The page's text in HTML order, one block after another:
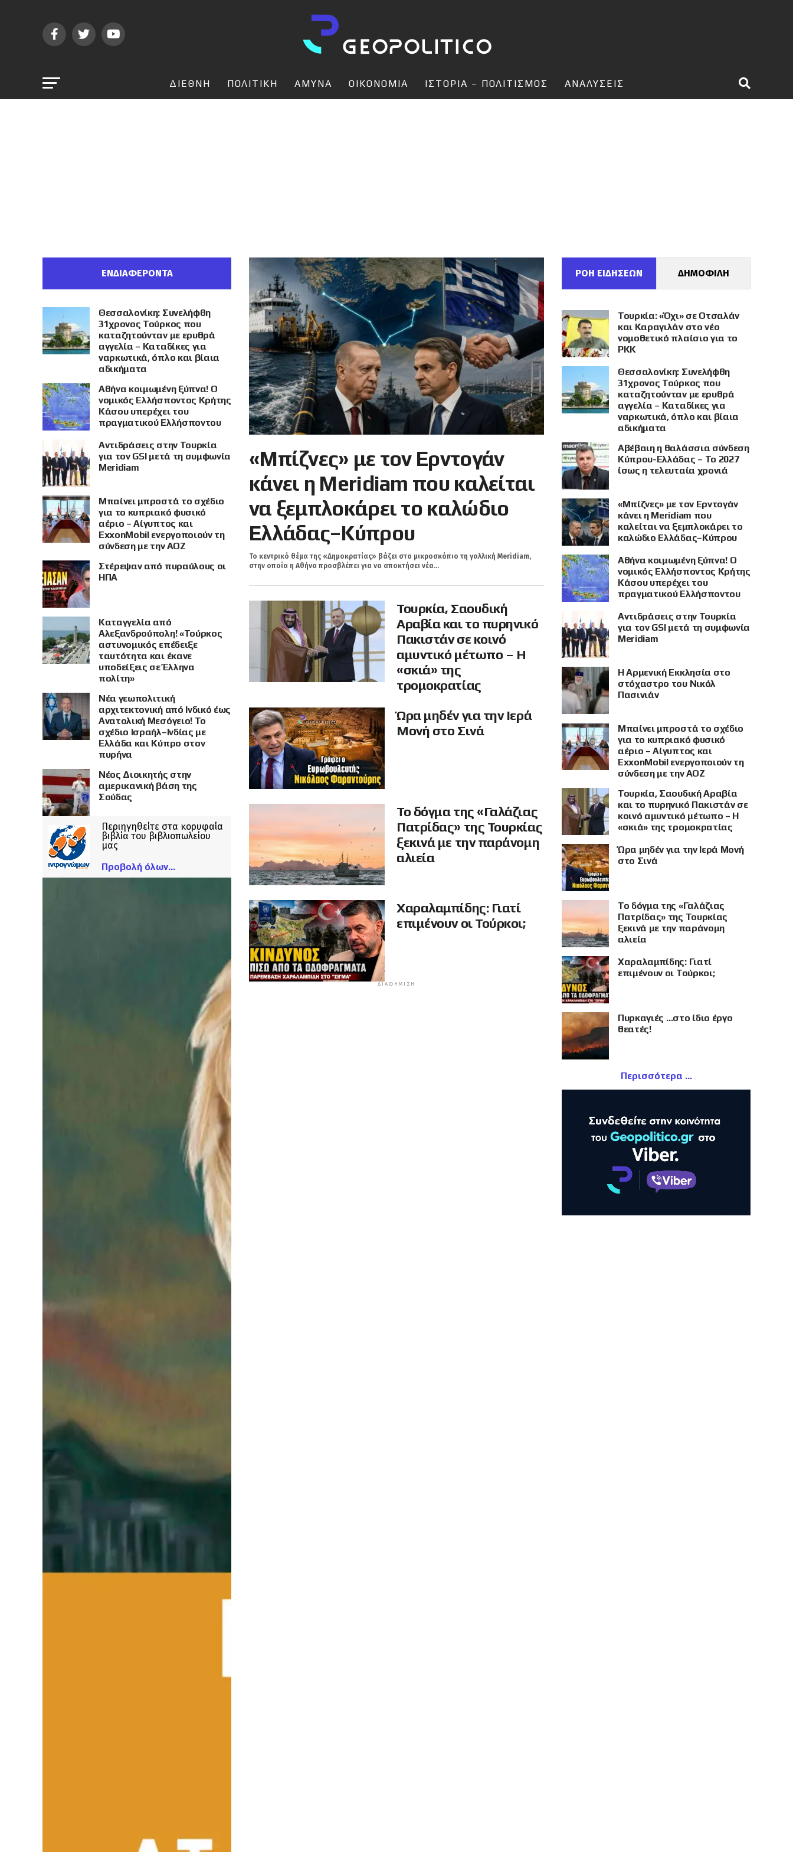
ΔΙΕΘΝΗ ΠΟΛΙΤΙΚΗ ΑΜΥΝΑ ΟΙΚΟΝΟΜΙΑ ΙΣΤΟΡΙΑ – ΠΟΛΙΤΙΣΜΟΣ ΑΝΑΛΥΣΕΙΣ
«Μπίζνες» με τον Ερντογάν
κάνει η Meridiam που καλείται
να ξεμπλοκάρει το καλώδιο
Ελλάδας–Κύπρου
Το κεντρικό θέμα της «Δημοκρατίας» βάζει στο μικροσκόπιο τη γαλλική Meridiam,
στην οποία η Αθήνα προσβλέπει για να αποκτήσει νέα...
Τουρκία, Σαουδική
Αραβία και το πυρηνικό
Πακιστάν σε κοινό
αμυντικό μέτωπο – Η
«σκιά» της
τρομοκρατίας
Ώρα μηδέν για την Ιερά
Μονή στο Σινά
Το δόγμα της «Γαλάζιας
Πατρίδας» της Τουρκίας
ξεκινά με την παράνομη
αλιεία
Χαραλαμπίδης: Γιατί
επιμένουν οι Τούρκοι;
ΔΙΑΦΉΜΙΣΗ
ΕΝΔΙΑΦΕΡΟΝΤΑ
Θεσσαλονίκη: Συνελήφθη
31χρονος Τούρκος που
καταζητούνταν με ερυθρά
αγγελία – Καταδίκες για
ναρκωτικά, όπλο και βίαια
αδικήματα
Αθήνα κοιμωμένη ξύπνα! Ο
νομικός Ελλήσποντος Κρήτης
Κάσου υπερέχει του
πραγματικού Ελλήσποντου
Αντιδράσεις στην Τουρκία
για τον GSI μετά τη συμφωνία
Meridiam
Μπαίνει μπροστά το σχέδιο
για το κυπριακό φυσικό
αέριο – Αίγυπτος και
ExxonMobil ενεργοποιούν τη
σύνδεση με την ΑΟΖ
Στέρεψαν από πυραύλους οι
ΗΠΑ
Καταγγελία από
Αλεξανδρούπολη! «Τούρκος
αστυνομικός επέδειξε
ταυτότητα και έκανε
υποδείξεις σε Έλληνα
πολίτη»
Νέα γεωπολιτική
αρχιτεκτονική από Ινδικό έως
Ανατολική Μεσόγειο! Το
σχέδιο Ισραήλ–Ινδίας με
Ελλάδα και Κύπρο στον
πυρήνα
Νέος Διοικητής στην
αμερικανική βάση της
Σούδας
Περιηγηθείτε στα κορυφαία
βιβλία του βιβλιοπωλείου
μας
Προβολή όλων
ΡΟΗ ΕΙΔΗΣΕΩΝ ΔΗΜΟΦΙΛΗ
Τουρκία: «Όχι» σε Οτσαλάν
και Καραγιλάν στο νέο
νομοθετικό πλαίσιο για το
PKK
Θεσσαλονίκη: Συνελήφθη
31χρονος Τούρκος που
καταζητούνταν με ερυθρά
αγγελία – Καταδίκες για
ναρκωτικά, όπλο και βίαια
αδικήματα
Αβέβαιη η θαλάσσια σύνδεση
Κύπρου-Ελλάδας – Το 2027
ίσως η τελευταία χρονιά
«Μπίζνες» με τον Ερντογάν
κάνει η Meridiam που
καλείται να ξεμπλοκάρει το
καλώδιο Ελλάδας–Κύπρου
Αθήνα κοιμωμένη ξύπνα! Ο
νομικός Ελλήσποντος Κρήτης
Κάσου υπερέχει του
πραγματικού Ελλήσποντου
Αντιδράσεις στην Τουρκία
για τον GSI μετά τη συμφωνία
Meridiam
Η Αρμενική Εκκλησία στο
στόχαστρο του Νικόλ
Πασινιάν
Μπαίνει μπροστά το σχέδιο
για το κυπριακό φυσικό
αέριο – Αίγυπτος και
ExxonMobil ενεργοποιούν τη
σύνδεση με την ΑΟΖ
Τουρκία, Σαουδική Αραβία
και το πυρηνικό Πακιστάν σε
κοινό αμυντικό μέτωπο – Η
«σκιά» της τρομοκρατίας
Ώρα μηδέν για την Ιερά Μονή
στο Σινά
Το δόγμα της «Γαλάζιας
Πατρίδας» της Τουρκίας
ξεκινά με την παράνομη
αλιεία
Χαραλαμπίδης: Γιατί
επιμένουν οι Τούρκοι;
Πυρκαγιές …στο ίδιο έργο
θεατές!
Περισσότερα